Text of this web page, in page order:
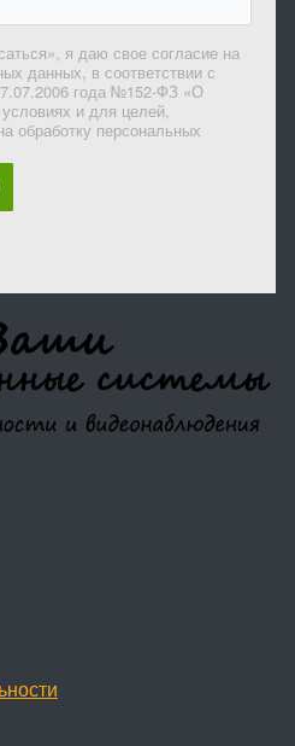
я даю свое согласие на
данных, в соответствии с
года №152-ФЗ «О
и для целей,
обработку персональных